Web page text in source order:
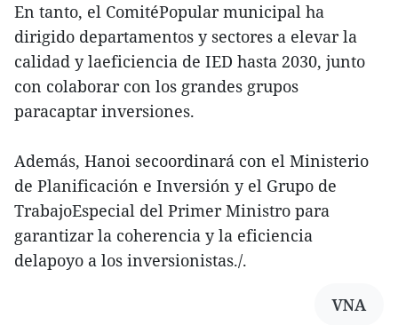
En tanto, el ComitéPopular municipal ha
dirigido departamentos y sectores a elevar la
calidad y laeficiencia de IED hasta 2030, junto
con colaborar con los grandes grupos
paracaptar inversiones.
Además, Hanoi secoordinará con el Ministerio
de Planificación e Inversión y el Grupo de
TrabajoEspecial del Primer Ministro para
garantizar la coherencia y la eficiencia
delapoyo a los inversionistas./.
VNA